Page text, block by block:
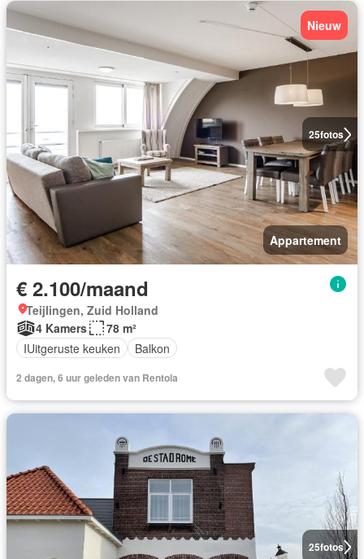
25fotos
Nieuw
Appartement
€ 2.100/maand
Teijlingen, Zuid Holland
4 Kamers
78 m²
IUitgeruste keuken
Balkon
2 dagen, 6 uur geleden van Rentola
25fotos